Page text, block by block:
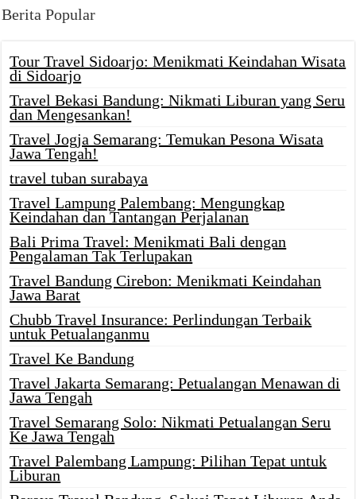
Berita Popular
Tour Travel Sidoarjo: Menikmati Keindahan Wisata
di Sidoarjo
Travel Bekasi Bandung: Nikmati Liburan yang Seru
dan Mengesankan!
Travel Jogja Semarang: Temukan Pesona Wisata
Jawa Tengah!
travel tuban surabaya
Travel Lampung Palembang: Mengungkap
Keindahan dan Tantangan Perjalanan
Bali Prima Travel: Menikmati Bali dengan
Pengalaman Tak Terlupakan
Travel Bandung Cirebon: Menikmati Keindahan
Jawa Barat
Chubb Travel Insurance: Perlindungan Terbaik
untuk Petualanganmu
Travel Ke Bandung
Travel Jakarta Semarang: Petualangan Menawan di
Jawa Tengah
Travel Semarang Solo: Nikmati Petualangan Seru
Ke Jawa Tengah
Travel Palembang Lampung: Pilihan Tepat untuk
Liburan